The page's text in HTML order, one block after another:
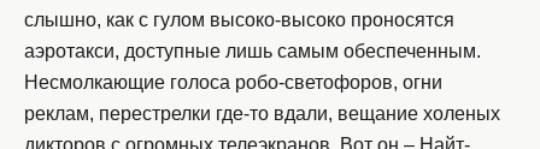
слышно, как с гулом высоко-высоко проносятся
аэротакси, доступные лишь самым обеспеченным.
Несмолкающие голоса робо-светофоров, огни
реклам, перестрелки где-то вдали, вещание холеных
дикторов с огромных телеэкранов. Вот он – Найт-